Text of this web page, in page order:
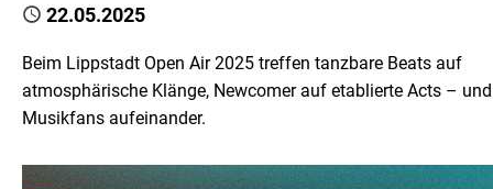
Published
22.05.2025
Beim Lippstadt Open Air 2025 treffen tanzbare Beats auf
atmosphärische Klänge, Newcomer auf etablierte Acts – und
Musikfans aufeinander.